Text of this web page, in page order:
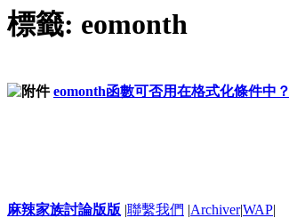
標籤: eomonth
eomonth函數可否用在格式化條件中？
麻辣家族討論版版 |聯繫我們 |Archiver|WAP|